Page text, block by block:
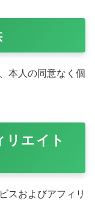
本人の同意なく個
リエイト
スおよびアフィリ